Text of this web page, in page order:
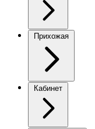
Прихожая
Кабинет